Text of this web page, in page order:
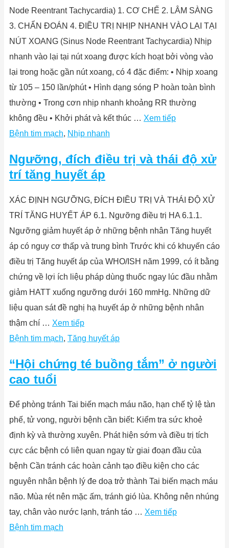
Node Reentrant Tachycardia) 1. CƠ CHẾ 2. LÂM SÀNG
3. CHẨN ĐOÁN 4. ĐIỀU TRỊ NHỊP NHANH VÀO LẠI TẠI
NÚT XOANG (Sinus Node Reentrant Tachycardia) Nhịp
nhanh vào lại tại nút xoang được kích hoạt bởi vòng vào
lại trong hoặc gần nút xoang, có 4 đặc điểm: • Nhịp xoang
từ 105 – 150 lần/phút • Hình dạng sóng P hoàn toàn bình
thường • Trong cơn nhịp nhanh khoảng RR thường
không đều • Khởi phát và kết thúc … Xem tiếp
Bệnh tim mạch, Nhịp nhanh
Ngưỡng, đích điều trị và thái độ xử
trí tăng huyết áp
XÁC ĐỊNH NGƯỠNG, ĐÍCH ĐIỀU TRỊ VÀ THÁI ĐỘ XỬ
TRÍ TĂNG HUYẾT ÁP 6.1. Ngưỡng điều trị HA 6.1.1.
Ngưỡng giảm huyết áp ở những bệnh nhân Tăng huyết
áp có nguy cơ thấp và trung bình Trước khi có khuyến cáo
điều trị Tăng huyết áp của WHO/ISH năm 1999, có ít bằng
chứng về lợi ích liệu pháp dùng thuốc ngay lúc đầu nhằm
giảm HATT xuống ngưỡng dưới 160 mmHg. Những dữ
liệu quan sát đề nghị hạ huyết áp ở những bệnh nhân
thậm chí … Xem tiếp
Bệnh tim mạch, Tăng huyết áp
“Hội chứng té buồng tắm” ở người
cao tuổi
Để phòng tránh Tai biến mạch máu não, hạn chế tỷ lệ tàn
phế, tử vong, người bệnh cần biết: Kiểm tra sức khoẻ
định kỳ và thường xuyên. Phát hiện sớm và điều trị tích
cực các bệnh có liên quan ngay từ giai đoạn đầu của
bệnh Cần tránh các hoàn cảnh tạo điều kiện cho các
nguyên nhân bệnh lý đe doạ trở thành Tai biến mạch máu
não. Mùa rét nên mặc ấm, tránh gió lùa. Không nên nhúng
tay, chân vào nước lạnh, tránh táo … Xem tiếp
Bệnh tim mạch